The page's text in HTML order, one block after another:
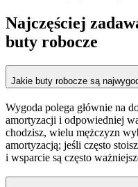
Najczęściej
buty robocze
Jakie buty robocze są
Wygoda polega głównie na
amortyzacji i odpowiedniej
chodzisz, wielu mężczyzn
amortyzacją; jeśli często
i wsparcie są często